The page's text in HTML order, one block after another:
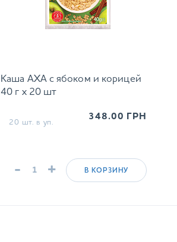
Каша АХА с ябоком и корицей
40 г х 20 шт
20 шт. в уп.
348.00 ГРН
- + В КОРЗИНУ